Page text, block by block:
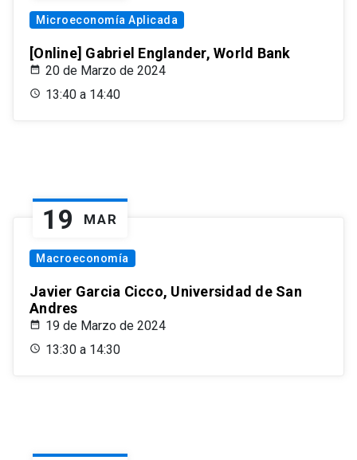
Microeconomía Aplicada
[Online] Gabriel Englander, World Bank
20 de Marzo de 2024
13:40 a 14:40
19 MAR
Macroeconomía
Javier Garcia Cicco, Universidad de San
Andres
19 de Marzo de 2024
13:30 a 14:30